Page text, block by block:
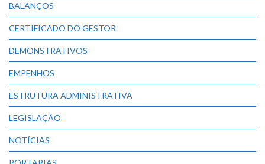
BALANÇOS
CERTIFICADO DO GESTOR
DEMONSTRATIVOS
EMPENHOS
ESTRUTURA ADMINISTRATIVA
LEGISLAÇÃO
NOTÍCIAS